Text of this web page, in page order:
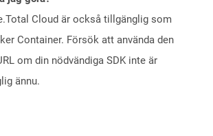
Cloud är också tillgänglig som
Container. Försök att använda den
om din nödvändiga SDK inte är
ännu.